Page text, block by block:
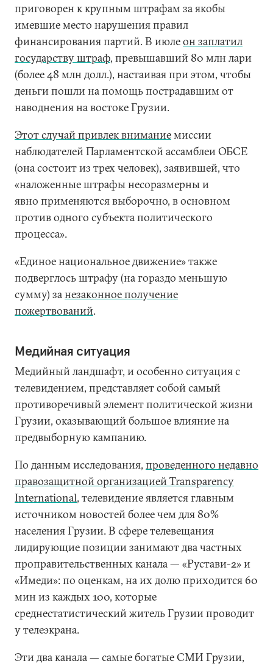
приговорен к крупным штрафам за якобы
имевшие место нарушения правил
финансирования партий. В июлеон заплатил
государству штраф, превышавший 80 млн лари
(более 48 млн долл.), настаивая при этом, чтобы
деньги пошли на помощь пострадавшим от
наводнения на востоке Грузии.
Этот случай привлек вниманиемиссии
наблюдателей Парламентской ассамблеи ОБСЕ
(она состоит из трех человек), заявившей, что
«наложенные штрафы несоразмерны и
явно применяются выборочно, в основном
против одного субъекта политического
процесса».
«Единое национальное движение» также
подверглось штрафу (на гораздо меньшую
сумму) занезаконное получение
пожертвований.
Медийная ситуация
Медийный ландшафт, и особенно ситуация с
телевидением, представляет собой самый
противоречивый элемент политической жизни
Грузии, оказывающий большое влияние на
предвыборную кампанию.
По данным исследования, проведенного недавно
правозащитной организацией Transparency
International, телевидение является главным
источником новостей более чем для 80%
населения Грузии. В сфере телевещания
лидирующие позиции занимают два частных
проправительственных канала — «Рустави-2» и
«Имеди»: по оценкам, на их долю приходится 60
мин из каждых 100, которые
среднестатистический житель Грузии проводит
у телеэкрана.
Эти два канала — самые богатые СМИ Грузии,